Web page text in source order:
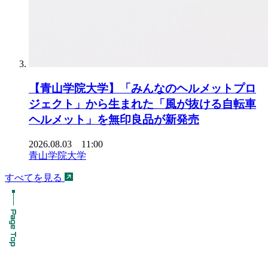
【青山学院大学】「みんなのヘルメットプロ
ジェクト」から生まれた「風が抜ける自転車
ヘルメット」を無印良品が新発売
2026.08.03 11:00
青山学院大学
すべてを見る